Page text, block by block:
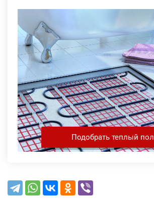
Подобрать теплый пол